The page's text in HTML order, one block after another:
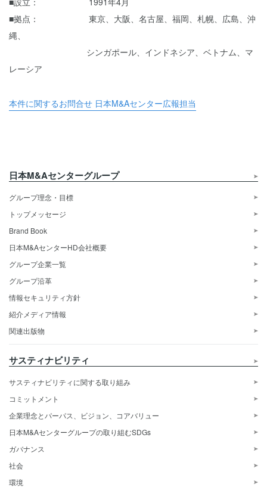
■拠点： 東京、大阪、名古屋、福岡、札幌、広島、沖
縄、
シンガポール、インドネシア、ベトナム、マ
レーシア
本件に関するお問合せ 日本M&Aセンター広報担当
日本M&Aセンターグループ
グループ理念・目標
トップメッセージ
Brand Book
日本M&AセンターHD会社概要
グループ企業一覧
グループ沿革
情報セキュリティ方針
紹介メディア情報
関連出版物
サスティナビリティ
サスティナビリティに関する取り組み
コミットメント
企業理念とパーパス、ビジョン、コアバリュー
日本M&Aセンターグループの取り組むSDGs
ガバナンス
社会
環境